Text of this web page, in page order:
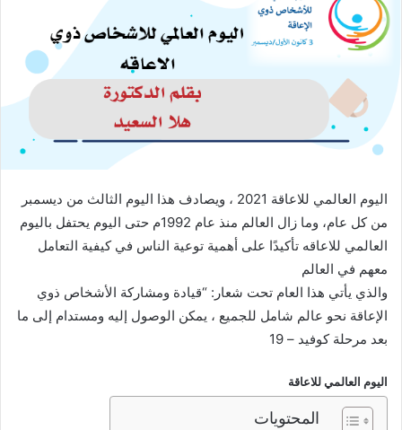
اليوم العالمي للاعاقة 2021 ، ويصادف هذا اليوم الثالث من ديسمبر
من كل عام، وما زال العالم منذ عام 1992م حتى اليوم يحتفل باليوم
العالمي للاعاقه تأكيدًا على أهمية توعية الناس في كيفية التعامل
معهم في العالم
والذي يأتي هذا العام تحت شعار: “قيادة ومشاركة الأشخاص ذوي
الإعاقة نحو عالم شامل للجميع ، يمكن الوصول إليه ومستدام إلى ما
بعد مرحلة كوفيد – 19
اليوم العالمي للاعاقة
المحتويات